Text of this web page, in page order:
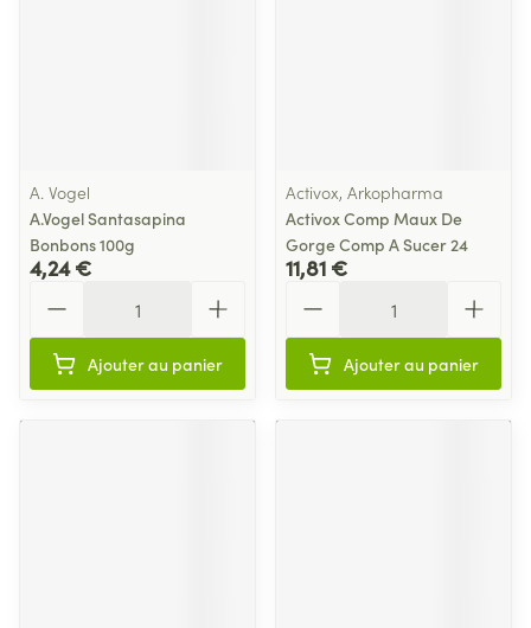
A. Vogel
A.Vogel Santasapina
Bonbons 100g
4,24 €
Ajouter au panier
Activox, Arkopharma
Activox Comp Maux De
Gorge Comp A Sucer 24
11,81 €
Ajouter au panier